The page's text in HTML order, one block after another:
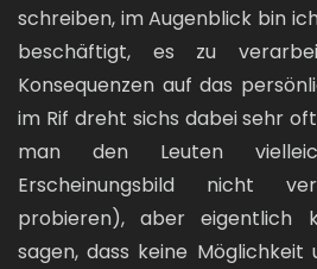
schreiben, im Augenblick bin
beschäftigt, es zu
Konsequenzen auf das
im Rif dreht sichs dabei sehr
man den Leuten
Erscheinungsbild nicht
probieren), aber eigentlich
sagen, dass keine Möglichkeit